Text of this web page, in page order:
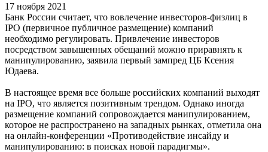
17 ноября 2021
Банк России считает, что вовлечение инвесторов-физлиц в
IPO (первичное публичное размещение) компаний
необходимо регулировать. Привлечение инвесторов
посредством завышенных обещаний можно приравнять к
манипулированию, заявила первый зампред ЦБ Ксения
Юдаева.
В настоящее время все больше российских компаний выходят
на IPO, что является позитивным трендом. Однако иногда
размещение компаний сопровождается манипулированием,
которое не распространено на западных рынках, отметила она
на онлайн-конференции «Противодействие инсайду и
манипулированию: в поисках новой парадигмы».